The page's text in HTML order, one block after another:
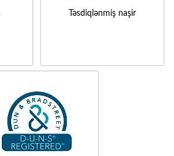
Təsdiqlənmiş naşir